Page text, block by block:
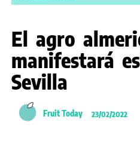
El agro
manifestará
Sevilla
Fruit Today 23/02/2022